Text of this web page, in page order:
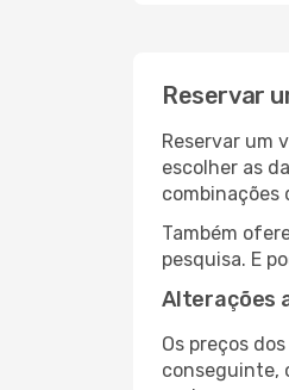
Reservar
Reservar um
escolher as
combinações
Também
pesquisa. E
Alterações
Os preços
conseguinte,